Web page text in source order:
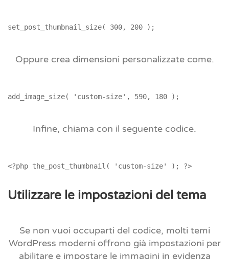
Oppure crea dimensioni personalizzate come.
Infine, chiama con il seguente codice.
Utilizzare le impostazioni del tema
Se non vuoi occuparti del codice, molti temi
WordPress moderni offrono già impostazioni per
abilitare e impostare le immagini in evidenza